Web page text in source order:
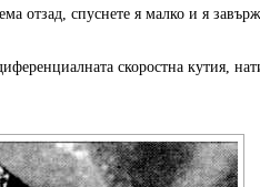
отзад, спуснете я малко и я
скоростна кутия,